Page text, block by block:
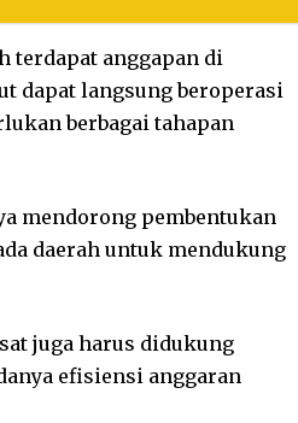
terdapat anggapan di
dapat langsung beroperasi
berbagai tahapan
mendorong pembentukan
daerah untuk mendukung
juga harus didukung
efisiensi anggaran